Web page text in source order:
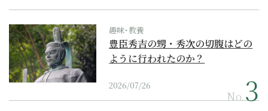
趣味･教養
豊臣秀吉の甥・秀次の切腹はどの
ように行われたのか？
2026/07/26
No.